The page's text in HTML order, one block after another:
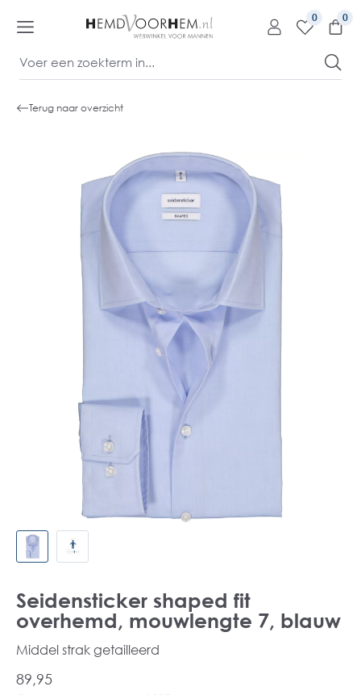
0
Terug naar overzicht
Seidensticker shaped fit
overhemd, mouwlengte 7, blauw
Middel strak getailleerd
89,95